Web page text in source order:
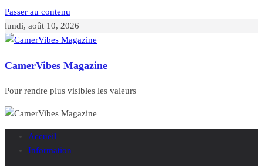
Passer au contenu
lundi, août 10, 2026
CamerVibes Magazine
Pour rendre plus visibles les valeurs
Accueil
Information